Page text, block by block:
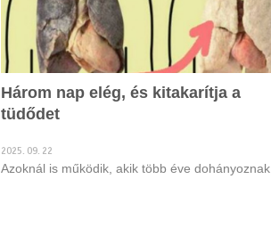
Három nap elég, és kitakarítja a
tüdődet
2025. 09. 22
Azoknál is működik, akik több éve dohányoznak.